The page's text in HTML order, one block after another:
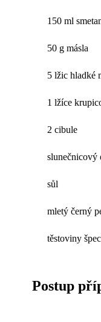
150 ml
50 g másla
5 lžic hladké
1 lžíce
2 cibule
slunečnicový
sůl
mletý černý
těstoviny
Postup